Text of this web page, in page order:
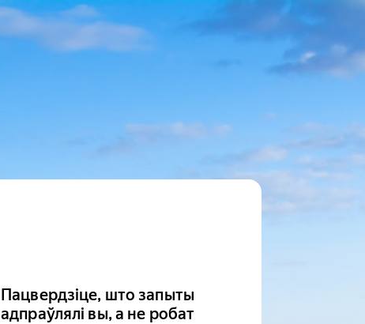
Пацвердзіце, што запыты
адпраўлялі вы, а не робат